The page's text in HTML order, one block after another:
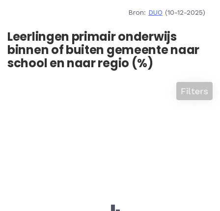
Bron: DUO (10-12-2025)
Leerlingen primair onderwijs
binnen of buiten gemeente naar
school en naar regio (%)
Filters